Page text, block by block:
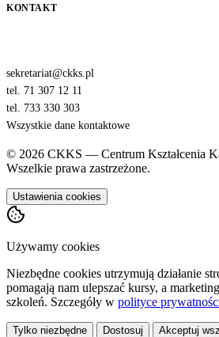
KONTAKT
sekretariat@ckks.pl
tel. 71 307 12 11
tel. 733 330 303
Wszystkie dane kontaktowe
© 2026 CKKS — Centrum Kształcenia
Wszelkie prawa zastrzeżone.
Ustawienia cookies
Używamy cookies
Niezbędne cookies utrzymują działanie
pomagają nam ulepszać kursy, a
szkoleń. Szczegóły w polityce
Tylko niezbędne Dostosuj Akceptuj